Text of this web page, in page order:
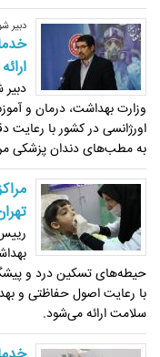
دبیر
اورژانسی در کشور با رعایت
به مطب‌های دندان پزشکی
حیطه‌های تسکین درد و
با رعایت اصول حفاظتی و
سلامت ارائه می‌شود.